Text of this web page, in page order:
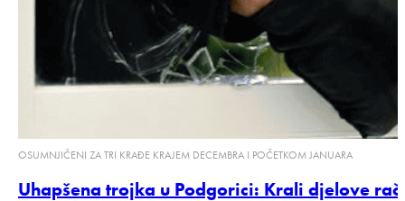
OSUMNJIČENI ZA TRI KRAĐE KRAJEM DECEMBRA I POČETKOM JANUARA
Uhapšena trojka u Podgorici: Krali djelove